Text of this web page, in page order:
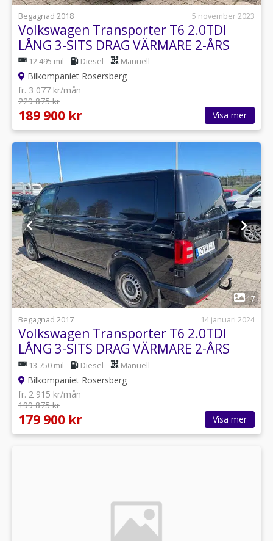
Begagnad 2018
5 november 2023
Volkswagen Transporter T6 2.0TDI
LÅNG 3-SITS DRAG VÄRMARE 2-ÅRS
GARANTI
12 495 mil Diesel Manuell
Bilkompaniet Rosersberg
fr. 3 077 kr/mån
229 875 kr
189 900 kr Visa mer
1
17
Begagnad 2017
14 januari 2024
Volkswagen Transporter T6 2.0TDI
LÅNG 3-SITS DRAG VÄRMARE 2-ÅRS
GARANTI
13 750 mil Diesel Manuell
Bilkompaniet Rosersberg
fr. 2 915 kr/mån
199 875 kr
179 900 kr Visa mer